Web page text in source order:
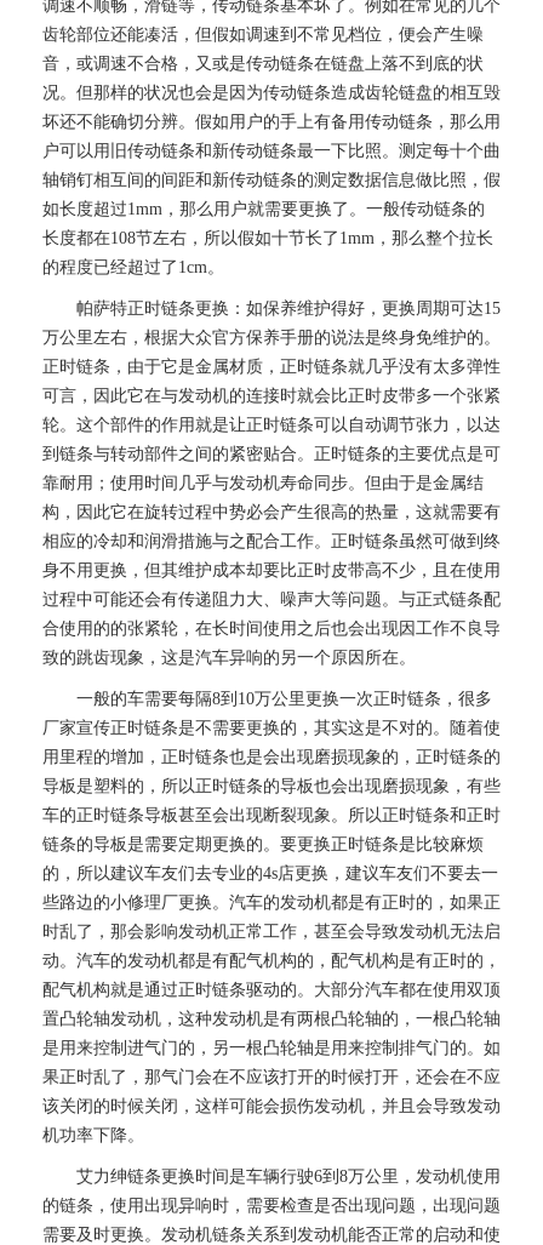
调速不顺畅，滑链等，传动链条基本坏了。例如在常见的几个
齿轮部位还能凑活，但假如调速到不常见档位，便会产生噪
音，或调速不合格，又或是传动链条在链盘上落不到底的状
况。但那样的状况也会是因为传动链条造成齿轮链盘的相互毁
坏还不能确切分辨。假如用户的手上有备用传动链条，那么用
户可以用旧传动链条和新传动链条最一下比照。测定每十个曲
轴销钉相互间的间距和新传动链条的测定数据信息做比照，假
如长度超过1mm，那么用户就需要更换了。一般传动链条的
长度都在108节左右，所以假如十节长了1mm，那么整个拉长
的程度已经超过了1cm。
帕萨特正时链条更换：如保养维护得好，更换周期可达15
万公里左右，根据大众官方保养手册的说法是终身免维护的。
正时链条，由于它是金属材质，正时链条就几乎没有太多弹性
可言，因此它在与发动机的连接时就会比正时皮带多一个张紧
轮。这个部件的作用就是让正时链条可以自动调节张力，以达
到链条与转动部件之间的紧密贴合。正时链条的主要优点是可
靠耐用；使用时间几乎与发动机寿命同步。但由于是金属结
构，因此它在旋转过程中势必会产生很高的热量，这就需要有
相应的冷却和润滑措施与之配合工作。正时链条虽然可做到终
身不用更换，但其维护成本却要比正时皮带高不少，且在使用
过程中可能还会有传递阻力大、噪声大等问题。与正式链条配
合使用的的张紧轮，在长时间使用之后也会出现因工作不良导
致的跳齿现象，这是汽车异响的另一个原因所在。
一般的车需要每隔8到10万公里更换一次正时链条，很多
厂家宣传正时链条是不需要更换的，其实这是不对的。随着使
用里程的增加，正时链条也是会出现磨损现象的，正时链条的
导板是塑料的，所以正时链条的导板也会出现磨损现象，有些
车的正时链条导板甚至会出现断裂现象。所以正时链条和正时
链条的导板是需要定期更换的。要更换正时链条是比较麻烦
的，所以建议车友们去专业的4s店更换，建议车友们不要去一
些路边的小修理厂更换。汽车的发动机都是有正时的，如果正
时乱了，那会影响发动机正常工作，甚至会导致发动机无法启
动。汽车的发动机都是有配气机构的，配气机构是有正时的，
配气机构就是通过正时链条驱动的。大部分汽车都在使用双顶
置凸轮轴发动机，这种发动机是有两根凸轮轴的，一根凸轮轴
是用来控制进气门的，另一根凸轮轴是用来控制排气门的。如
果正时乱了，那气门会在不应该打开的时候打开，还会在不应
该关闭的时候关闭，这样可能会损伤发动机，并且会导致发动
机功率下降。
艾力绅链条更换时间是车辆行驶6到8万公里，发动机使用
的链条，使用出现异响时，需要检查是否出现问题，出现问题
需要及时更换。发动机链条关系到发动机能否正常的启动和使